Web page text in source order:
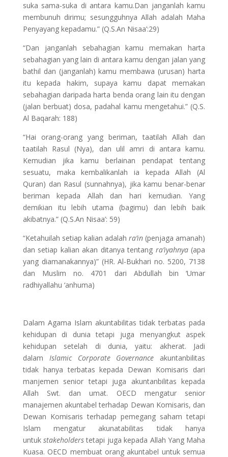
suka sama-suka di antara kamu.Dan janganlah kamu
membunuh dirimu; sesungguhnya Allah adalah Maha
Penyayang kepadamu.” (Q.S.An Nisaa’:29)
“Dan janganlah sebahagian kamu memakan harta
sebahagian yang lain di antara kamu dengan jalan yang
bathil dan (janganlah) kamu membawa (urusan) harta
itu kepada hakim, supaya kamu dapat memakan
sebahagian daripada harta benda orang lain itu dengan
(jalan berbuat) dosa, padahal kamu mengetahui.” (Q.S.
Al Baqarah: 188)
“Hai orang-orang yang beriman, taatilah Allah dan
taatilah Rasul (Nya), dan ulil amri di antara kamu.
Kemudian jika kamu berlainan pendapat tentang
sesuatu, maka kembalikanlah ia kepada Allah (Al
Quran) dan Rasul (sunnahnya), jika kamu benar-benar
beriman kepada Allah dan hari kemudian. Yang
demikian itu lebih utama (bagimu) dan lebih baik
akibatnya.” (Q.S.An Nisaa’: 59)
“Ketahuilah setiap kalian adalahra’in (penjaga amanah)
dan setiap kalian akan ditanya tentang ra’iyahnya(apa
yang diamanakannya)” (HR. Al-Bukhari no. 5200, 7138
dan Muslim no. 4701 dari Abdullah bin ‘Umar
radhiyallahu ‘anhuma)
Dalam Agama Islam akuntabilitas tidak terbatas pada
kehidupan di dunia tetapi juga menyangkut aspek
kehidupan setelah di dunia, yaitu: akherat. Jadi
dalam Islamic Corporate Governance akuntanbilitas
tidak hanya terbatas kepada Dewan Komisaris dari
manjemen senior tetapi juga akuntanbilitas kepada
Allah Swt. dan umat. OECD mengatur senior
manajemen akuntabel terhadap Dewan Komisaris, dan
Dewan Komisaris terhadap pemegang saham tetapi
Islam mengatur akunatabilitas tidak hanya
untukstakeholderstetapi juga kepada Allah Yang Maha
Kuasa. OECD membuat orang akuntabel untuk semua